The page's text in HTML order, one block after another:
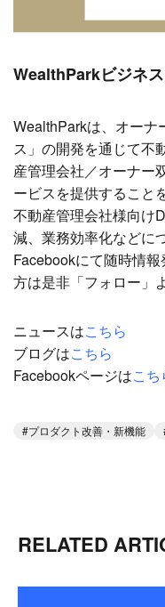
WealthParkビジネ
WealthParkは、オーナ
ス」の開発を通じて不
産管理会社／オーナー
ービスを提供すること
不動産管理会社様向け
減、業務効率化などに
Facebookにて随時情
方は是非「フォロー」
ニュースはこちら
ブログはこちら
Facebookページはこち
プロダクト改善・新機能
RELATED